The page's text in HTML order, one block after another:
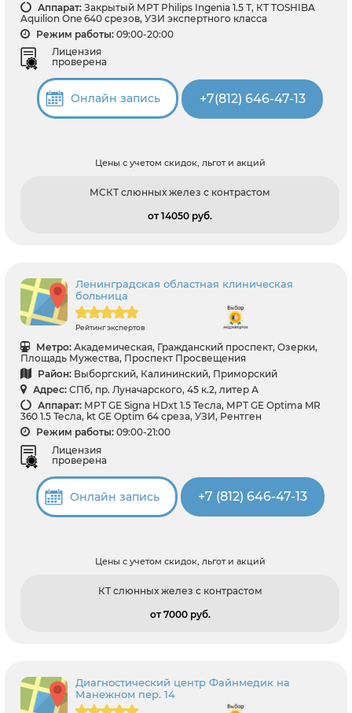
Аппарат: Закрытый МРТ Philips Ingenia 1.5 Т, КТ TOSHIBA
Aquilion One 640 срезов, УЗИ экспертного класса
Режим работы: 09:00-20:00
Лицензия
проверена
Онлайн запись +7(812) 646-47-13
Цены с учетом скидок, льгот и акций
МСКТ слюнных желез с контрастом
от 14050 pуб.
Ленинградская областная клиническая
больница
Рейтинг экспертов
Метро: Академическая, Гражданский проспект, Озерки,
Площадь Мужества, Проспект Просвещения
Район: Выборгский, Калининский, Приморский
Адрес: СПб, пр. Луначарского, 45 к.2, литер А
Аппарат: МРТ GE Signa HDxt 1.5 Тесла, МРТ GE Optima MR
360 1.5 Тесла, kt GE Optim 64 среза, УЗИ, Рентген
Режим работы: 09:00-21:00
Лицензия
проверена
Онлайн запись +7 (812) 646-47-13
Цены с учетом скидок, льгот и акций
КТ слюнных желез с контрастом
от 7000 pуб.
Диагностический центр Файнмедик на
Манежном пер. 14